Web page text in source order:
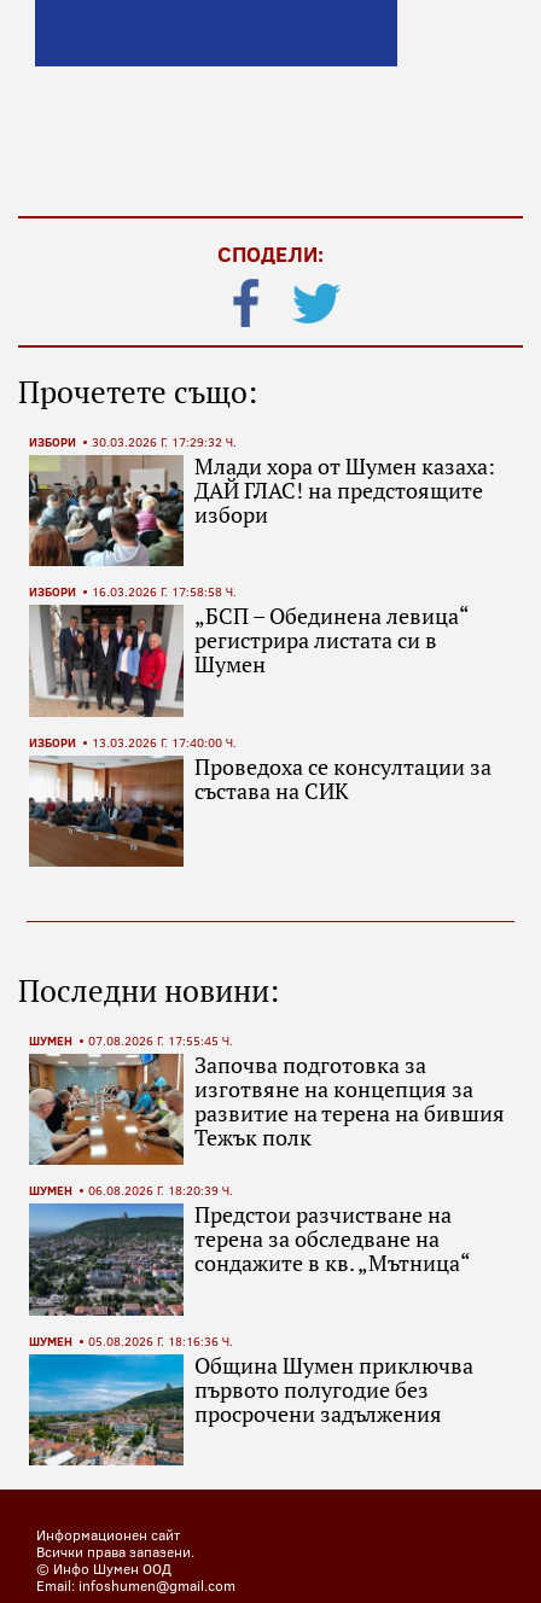
СПОДЕЛИ:
Прочетете също:
ИЗБОРИ 30.03.2026 Г. 17:29:32 Ч.
Млади хора от Шумен казаха:
ДАЙ ГЛАС! на предстоящите
избори
ИЗБОРИ 16.03.2026 Г. 17:58:58 Ч.
„БСП – Обединена левица“
регистрира листата си в
Шумен
ИЗБОРИ 13.03.2026 Г. 17:40:00 Ч.
Проведоха се консултации за
състава на СИК
Последни новини:
ШУМЕН 07.08.2026 Г. 17:55:45 Ч.
Започва подготовка за
изготвяне на концепция за
развитие на терена на бившия
Тежък полк
ШУМЕН 06.08.2026 Г. 18:20:39 Ч.
Предстои разчистване на
терена за обследване на
сондажите в кв. „Мътница“
ШУМЕН 05.08.2026 Г. 18:16:36 Ч.
Община Шумен приключва
първото полугодие без
просрочени задължения
Информационен сайт
Всички права запазени.
© Инфо Шумен ООД
Email: infoshumen@gmail.com